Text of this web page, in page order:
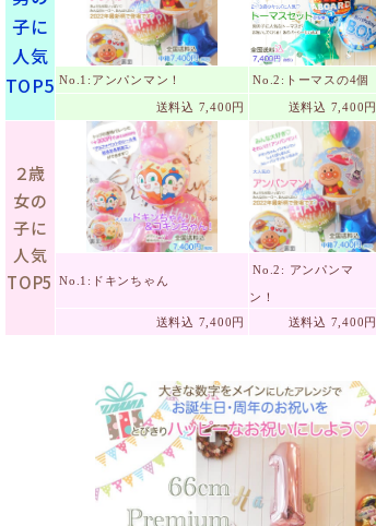
子に
人気
TOP5 No.1:アンパンマン！ No.2:トーマスの4個
送料込 7,400円 送料込 7,400円
２歳
女の
子に
人気
TOP5
No.1:ドキンちゃん
No.2: アンパンマ
ン！
送料込 7,400円 送料込 7,400円